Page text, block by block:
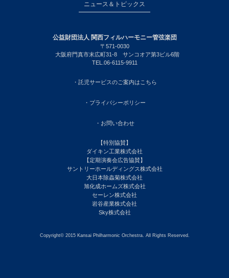
ニュース＆トピックス
公益財団法人 関西フィルハーモニー管弦楽団
〒571-0030
大阪府門真市末広町31-8 サンコオア第3ビル6階
TEL.06-6115-9911
・託児サービスのご案内はこちら
・プライバシーポリシー
・お問い合わせ
【特別協賛】
ダイキン工業株式会社
【定期演奏会広告協賛】
サントリーホールディングス株式会社
大日本除蟲菊株式会社
旭化成ホームズ株式会社
セーレン株式会社
岩谷産業株式会社
Sky株式会社
Copyright© 2015 Kansai Philharmonic Orchestra. All Rights Reserved.